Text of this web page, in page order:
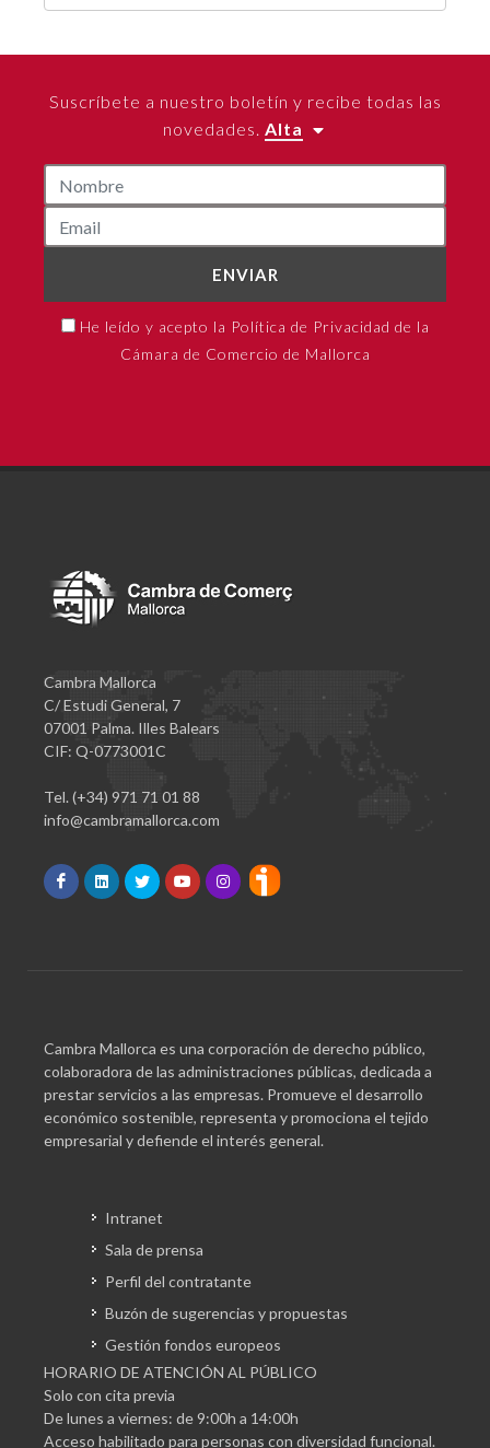
Suscríbete a nuestro boletín y recibe todas las
novedades. Alta
ENVIAR
He leído y acepto la Política de Privacidad de la
Cámara de Comercio de Mallorca
Cambra Mallorca
C/ Estudi General, 7
07001 Palma. Illes Balears
CIF: Q-0773001C
Tel. (+34) 971 71 01 88
info@cambramallorca.com
Cambra Mallorca es una corporación de derecho público,
colaboradora de las administraciones públicas, dedicada a
prestar servicios a las empresas. Promueve el desarrollo
económico sostenible, representa y promociona el tejido
empresarial y defiende el interés general.
Intranet
Sala de prensa
Perfil del contratante
Buzón de sugerencias y propuestas
Gestión fondos europeos
HORARIO DE ATENCIÓN AL PÚBLICO
Solo con cita previa
De lunes a viernes: de 9:00h a 14:00h
Acceso habilitado para personas con diversidad funcional.